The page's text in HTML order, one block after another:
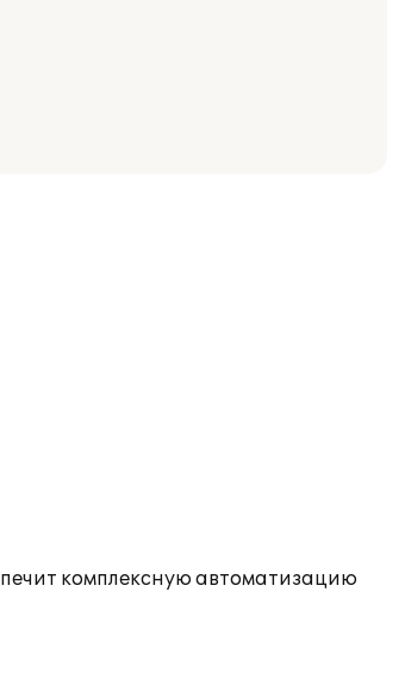
комплексную автоматизацию